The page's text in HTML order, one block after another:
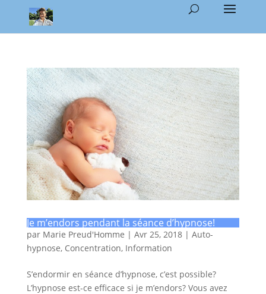
Je m’endors pendant la séance d’hypnose!
par Marie Preud'Homme | Avr 25, 2018| Auto-
hypnose, Concentration, Information
S’endormir en séance d’hypnose, c’est possible?
L’hypnose est-ce efficace si je m’endors? Vous avez